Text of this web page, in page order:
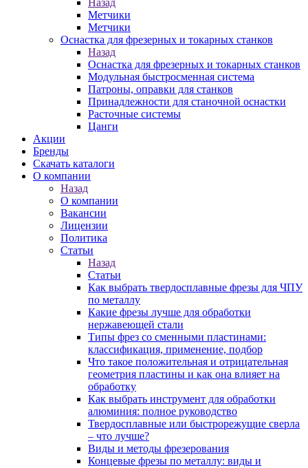
Назад
Метчики
Метчики
Оснастка для фрезерных и токарных станков
Назад
Оснастка для фрезерных и токарных станков
Модульная быстросменная система
Патроны, оправки для станков
Принадлежности для станочной оснастки
Расточные системы
Цанги
Акции
Бренды
Скачать каталоги
О компании
Назад
О компании
Вакансии
Лицензии
Политика
Статьи
Назад
Статьи
Как выбрать твердосплавные фрезы для ЧПУ
по металлу
Какие фрезы лучше для обработки
нержавеющей стали
Типы фрез со сменными пластинами:
классификация, применение, подбор
Что такое положительная и отрицательная
геометрия пластины и как она влияет на
обработку
Как выбрать инструмент для обработки
алюминия: полное руководство
Твердосплавные или быстрорежущие сверла
– что лучше?
Виды и методы фрезерования
Концевые фрезы по металлу: виды и